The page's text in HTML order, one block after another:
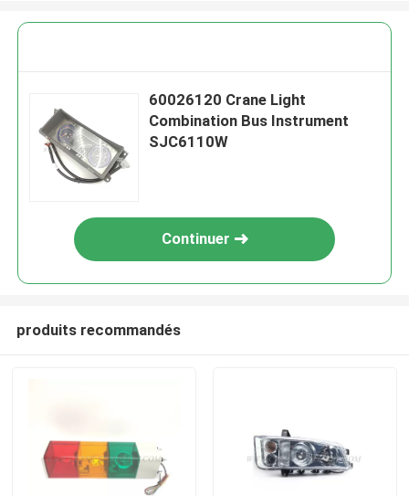
60026120 Crane Light
Combination Bus Instrument
SJC6110W
Continuer
produits recommandés